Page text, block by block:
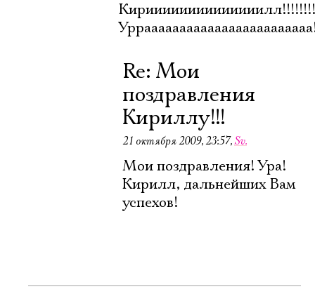
Re: Мои
поздравления
Кириллу!!!
21 октября 2009, 23:57,Sv.
Мои поздравления! Ура!
Кирилл, дальнейших Вам
успехов!